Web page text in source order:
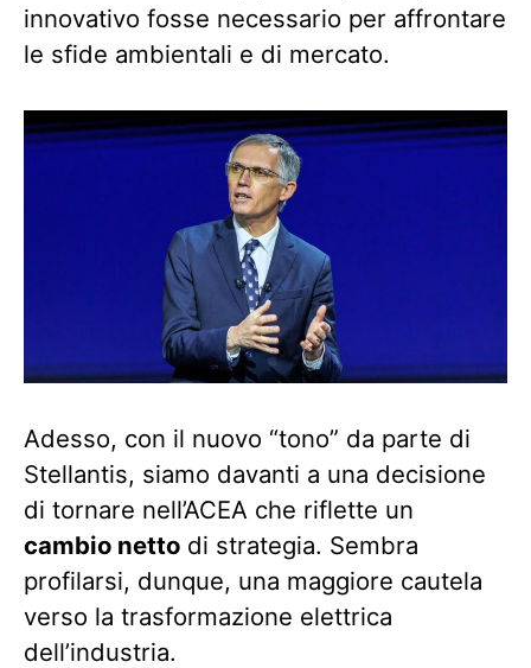
innovativo fosse necessario per affrontare
le sfide ambientali e di mercato.
Adesso, con il nuovo “tono” da parte di
Stellantis, siamo davanti a una decisione
di tornare nell’ACEA che riflette un
cambio netto di strategia. Sembra
profilarsi, dunque, una maggiore cautela
verso la trasformazione elettrica
dell’industria.